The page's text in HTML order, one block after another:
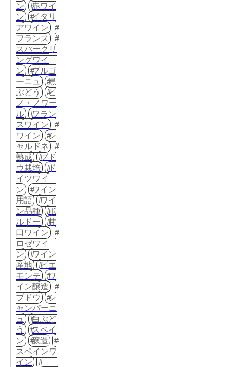
ン
赤ワイ
ン
イタリ
アワイン
フランス
スパークリ
ングワイ
ン
ブルゴ
ーニュ
黒
ぶどう
ピ
ノ・ノワー
ル
フラン
スワイン
ワイン
シ
ャルドネ
熟成
ブド
ウ栽培
ド
イツワイ
ン
ワイン
用語
ワイ
ン品種
ボ
ルドー
甘
口ワイン
ロゼワイ
ン
ワイン
産地
ピエ
モンテ
ワ
イン醸造
ブドウ
シ
ャンパーニ
ュ
白ぶど
う
スペイ
ン
醸造
スペインワ
イン